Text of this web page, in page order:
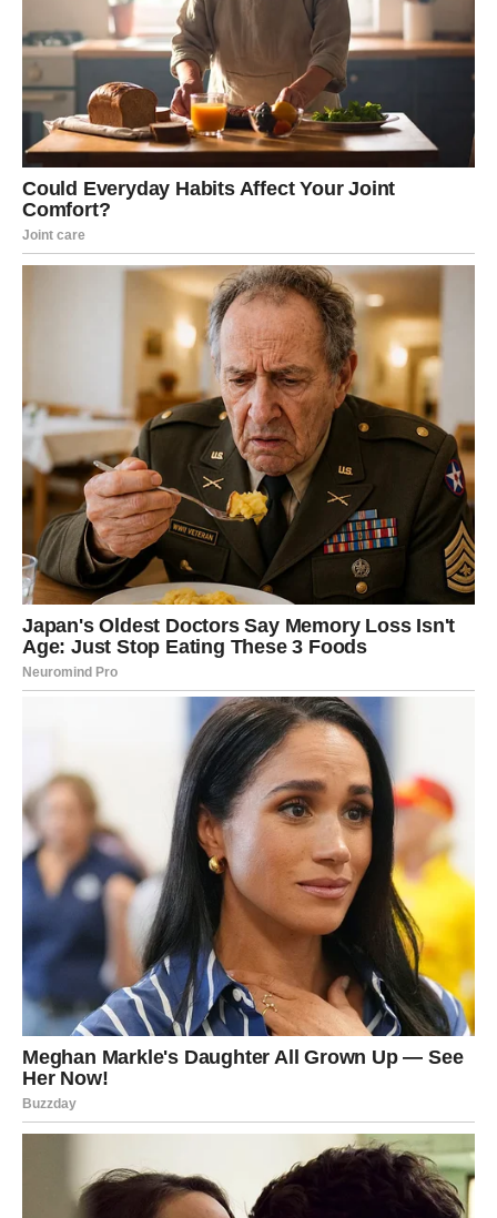
neizvesnosti, sada prekidate taj ciklus. Nećete više
ulagati emocije tamo gde nema dubine.
Vaše srce traži istinu. A ako je nema – vi birate samoću
umesto lažne bliskosti.
POSAO – PREKID SA
TOKSIČNIM OKRUŽENJEM
Ova energija presecanja može se odnositi i na posao.
Možda ste osećali da vas neko potcenjuje. Možda ste
radili u okruženju gde vladaju igre moći. Možda ste bili
svesni nepravde, ali ste čekali pravi trenutak da
reagujete.
Sada dolazi taj trenutak.
Možda ćete povući potez koji niko nije očekivao.
Možda ćete napustiti projekat ili posao bez mnogo
objašnjenja.
Možda ćete odlučiti da krenete sopstvenim putem.
Jedno je sigurno – više nećete dozvoliti da neko koristi
vašu lojalnost kao slabost.
TIHA SNAGA KOJA MENJA SVE
Ono što ovu odluku čini posebnom jeste vaša unutrašnja
smirenost.
Vi više ne reagujete iz povređenosti. Ne pokušavate da
dokazujete poentu. Ne želite dramu.
Jednostavno – shvatili ste da zaslužujete više.
Kada Škorpija postane tiha i hladna, to znači da je
emocionalni proces već završen.